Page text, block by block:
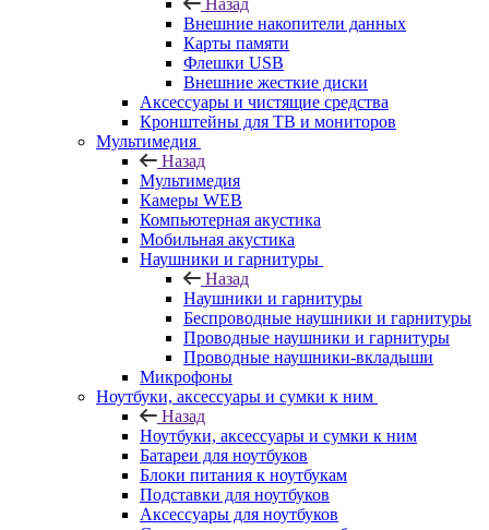
Назад
Внешние накопители данных
Карты памяти
Флешки USB
Внешние жесткие диски
Аксессуары и чистящие средства
Кронштейны для ТВ и мониторов
Мультимедия
Назад
Мультимедия
Камеры WEB
Компьютерная акустика
Мобильная акустика
Наушники и гарнитуры
Назад
Наушники и гарнитуры
Беспроводные наушники и гарнитуры
Проводные наушники и гарнитуры
Проводные наушники-вкладыши
Микрофоны
Ноутбуки, аксессуары и сумки к ним
Назад
Ноутбуки, аксессуары и сумки к ним
Батареи для ноутбуков
Блоки питания к ноутбукам
Подставки для ноутбуков
Аксессуары для ноутбуков